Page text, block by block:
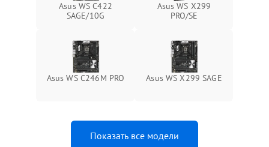
Asus WS C422
SAGE/10G
Asus WS X299
PRO/SE
Asus WS C246M PRO Asus WS X299 SAGE
Показать все модели